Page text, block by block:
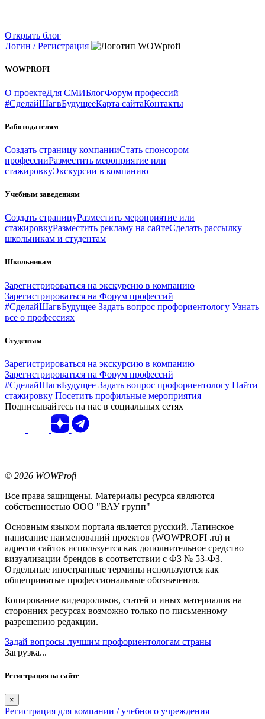
Открыть блог
Логин / Регистрация
WOWPROFI
О проектеДля СМИБлогФорум профессий
#СделайШагвБудущееКарта сайтаКонтакты
Работодателям
Создать страницу компанииСтать спонсором
профессииРазместить мероприятие или
стажировкуЭкскурсии в компанию
Учебным заведениям
Создать страницуРазместить мероприятие или
стажировкуРазместить рекламу на сайтеСделать рассылку
школьникам и студентам
Школьникам
Зарегистрироваться на экскурсию в компанию
Зарегистрироваться на Форум профессий
#СделайШагвБудущее Задать вопрос профориентологу Узнать
все о профессиях
Студентам
Зарегистрироваться на экскурсию в компанию
Зарегистрироваться на Форум профессий
#СделайШагвБудущее Задать вопрос профориентологу Найти
стажировку Посетить профильные мероприятия
Подписывайтесь на нас в социальных сетях
© 2026 WOWProfi
Все права защищены. Материалы ресурса являются
собственностью ООО "ВАУ групп"
Основным языком портала является русский. Латинское
написание наименований проектов (WOWPROFI .ru) и
адресов сайтов используется как дополнительное средство
визуализации брендов в соответствии с ФЗ № 53-ФЗ.
Отдельные иностранные термины используются как
общепринятые профессиональные обозначения.
Копирование видеороликов, статей и иных материалов на
сторонних ресурсах возможно только по письменному
разрешению редакции.
Задай вопросы лучшим профориентологам страны
Загрузка...
Регистрация на сайте
×
Регистрация для компании / учебного учреждения